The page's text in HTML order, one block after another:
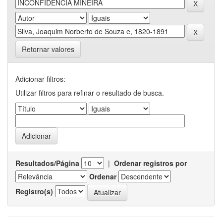
Retornar valores
Adicionar filtros:
Utilizar filtros para refinar o resultado de busca.
Resultados/Página | Ordenar registros por
Ordenar
Registro(s)